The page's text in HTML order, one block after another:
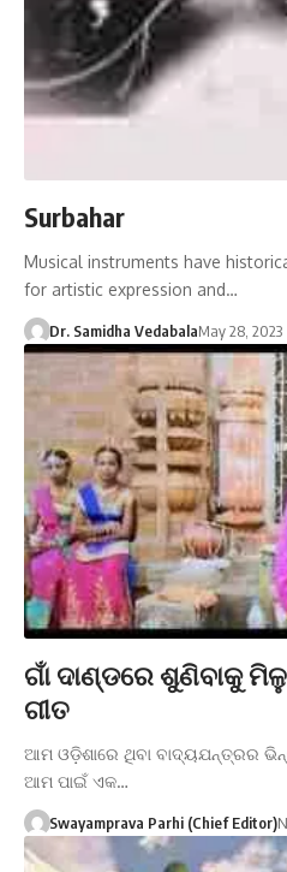
Surbahar
Musical instruments have
for artistic expression and…
Dr. Samidha VedabalaMay 28, 2023
ଗାଁ ଦାଣ୍ଡରେ ଶୁଣିବାକୁ
ଗୀତ
ଆମ ଓଡ଼ିଶାରେ ଥିବା ବାଦ୍ୟଯନ୍ତ୍ରର
ଆମ ପାଇଁ ଏକ…
Swayamprava Parhi (Chief Editor)